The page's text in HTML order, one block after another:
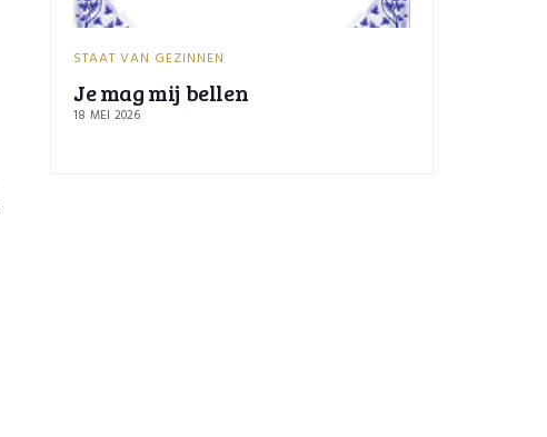
STAAT VAN GEZINNEN
Je mag mij bellen
18 MEI 2026